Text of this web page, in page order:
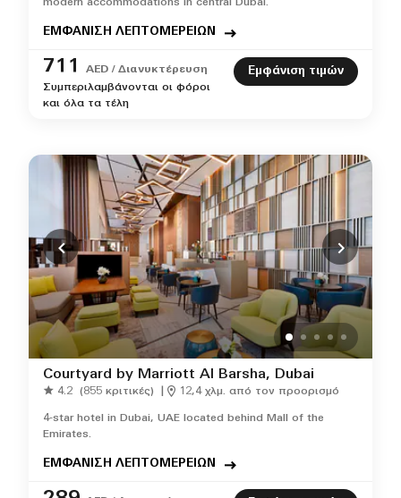
modern accommodations in central Dubai.
ΕΜΦΑΝΙΣΗ ΛΕΠΤΟΜΕΡΕΙΩΝ
711
AED / Διανυκτέρευση
Συμπεριλαμβάνονται οι φόροι
και όλα τα τέλη
Εμφάνιση τιμών
Courtyard by Marriott Al Barsha, Dubai
4.2 (855 κριτικές) 12,4 χλμ. από τον προορισμό
4-star hotel in Dubai, UAE located behind Mall of the
Emirates.
ΕΜΦΑΝΙΣΗ ΛΕΠΤΟΜΕΡΕΙΩΝ